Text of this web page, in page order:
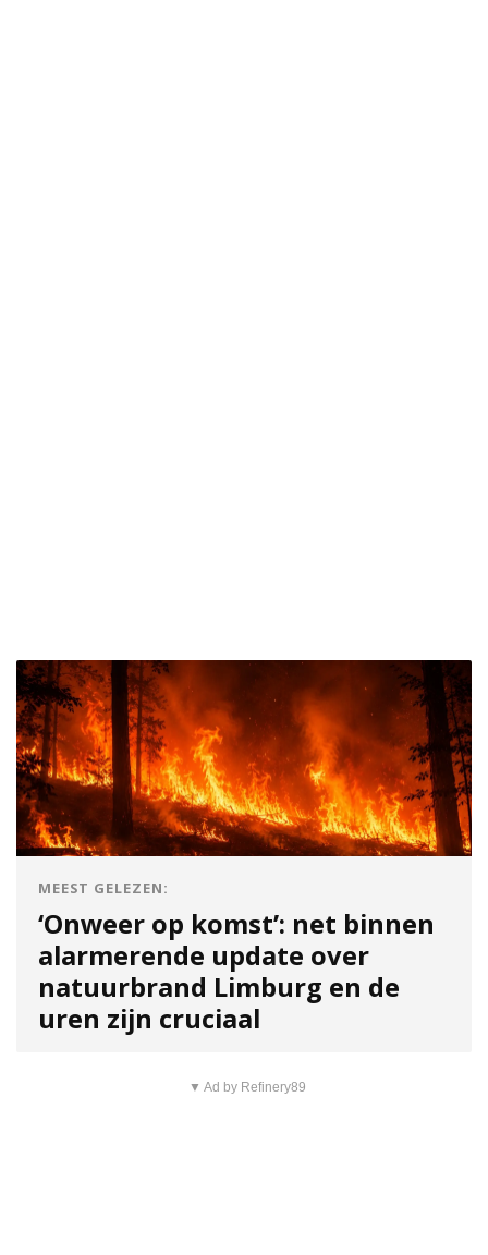
MEEST GELEZEN:
‘Onweer op komst’: net binnen
alarmerende update over
natuurbrand Limburg en de
uren zijn cruciaal
▼ Ad by Refinery89